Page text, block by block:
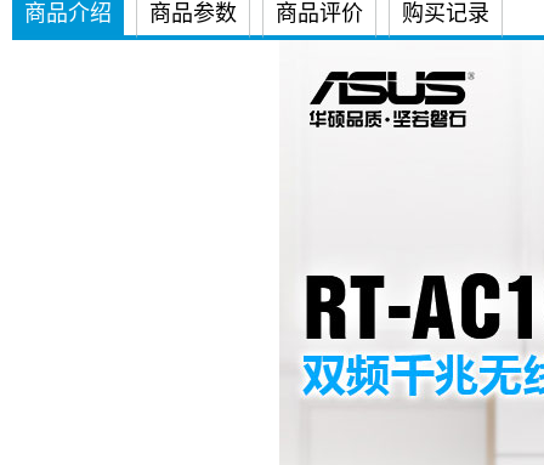
商品介绍 商品参数 商品评价 购买记录